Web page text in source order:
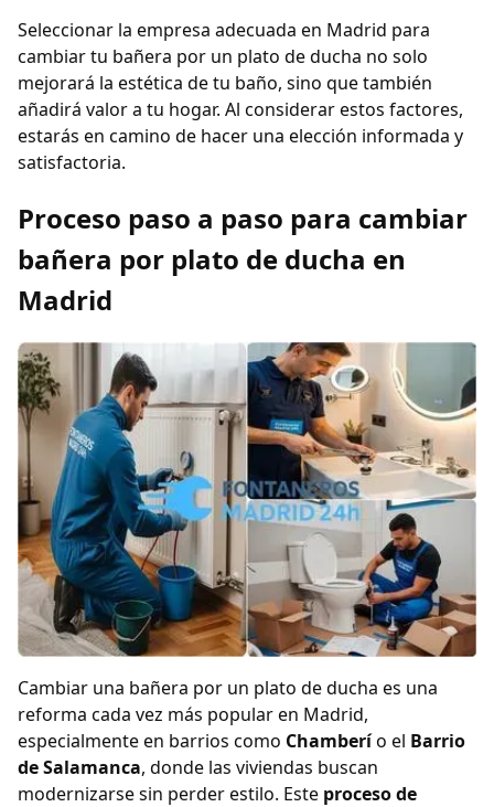
Seleccionar la empresa adecuada en Madrid para
cambiar tu bañera por un plato de ducha no solo
mejorará la estética de tu baño, sino que también
añadirá valor a tu hogar. Al considerar estos factores,
estarás en camino de hacer una elección informada y
satisfactoria.
Proceso paso a paso para cambiar
bañera por plato de ducha en
Madrid
Cambiar una bañera por un plato de ducha es una
reforma cada vez más popular en Madrid,
especialmente en barrios como Chamberío el Barrio
de Salamanca, donde las viviendas buscan
modernizarse sin perder estilo. Este proceso de